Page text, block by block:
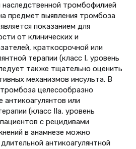
тромбофилией
предмет выявления тромбоза
показанием для
от клинических и
краткосрочной или
терапии (класс I, уровень
также тщательно оценить
механизмов инсульта. В
целесообразно
антикоагулянтов или
(класс IIa, уровень
с рецидивами
в анамнезе можно
антикоагулянтной